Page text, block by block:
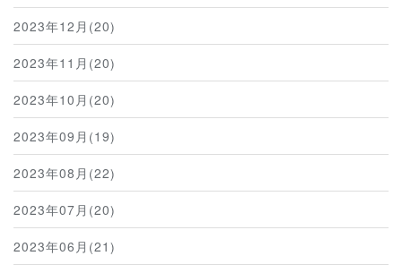
2023年12月(20)
2023年11月(20)
2023年10月(20)
2023年09月(19)
2023年08月(22)
2023年07月(20)
2023年06月(21)